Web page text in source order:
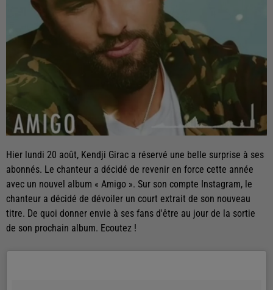
Hier lundi 20 août, Kendji Girac a réservé une belle surprise à ses
abonnés. Le chanteur a décidé de revenir en force cette année
avec un nouvel album « Amigo ». Sur son compte Instagram, le
chanteur a décidé de dévoiler un court extrait de son nouveau
titre. De quoi donner envie à ses fans d'être au jour de la sortie
de son prochain album. Ecoutez !